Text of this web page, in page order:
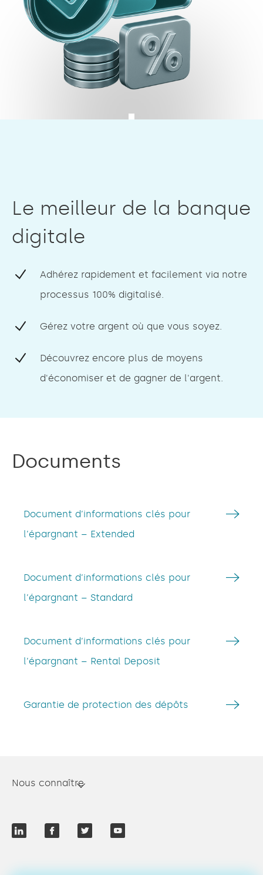
Le meilleur de la banque
digitale
Adhérez rapidement et facilement via notre
processus 100% digitalisé.
Gérez votre argent où que vous soyez.
Découvrez encore plus de moyens
d'économiser et de gagner de l'argent.
Documents
Document d’informations clés pour
l’épargnant – Extended
Document d’informations clés pour
l’épargnant – Standard
Document d’informations clés pour
l’épargnant – Rental Deposit
Garantie de protection des dépôts
Nous connaître